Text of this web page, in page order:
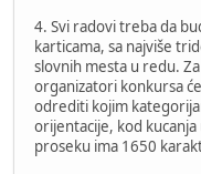
4. Svi radovi treba da
karticama, sa najviše
slovnih mesta u redu.
organizatori konkursa
odrediti kojim
orijentacije, kod
proseku ima 1650